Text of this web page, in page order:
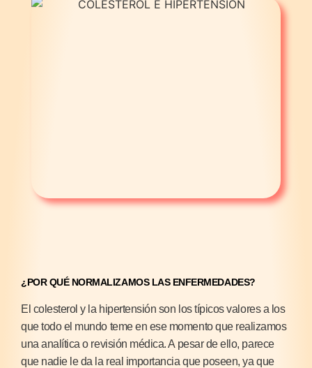
¿POR QUÉ NORMALIZAMOS LAS ENFERMEDADES?
El colesterol y la hipertensión son los típicos valores a los
que todo el mundo teme en ese momento que realizamos
una analítica o revisión médica. A pesar de ello, parece
que nadie le da la real importancia que poseen, ya que